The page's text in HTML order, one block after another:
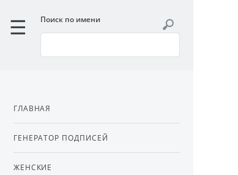
Поиск по имени
ГЛАВНАЯ
ГЕНЕРАТОР ПОДПИСЕЙ
ЖЕНСКИЕ